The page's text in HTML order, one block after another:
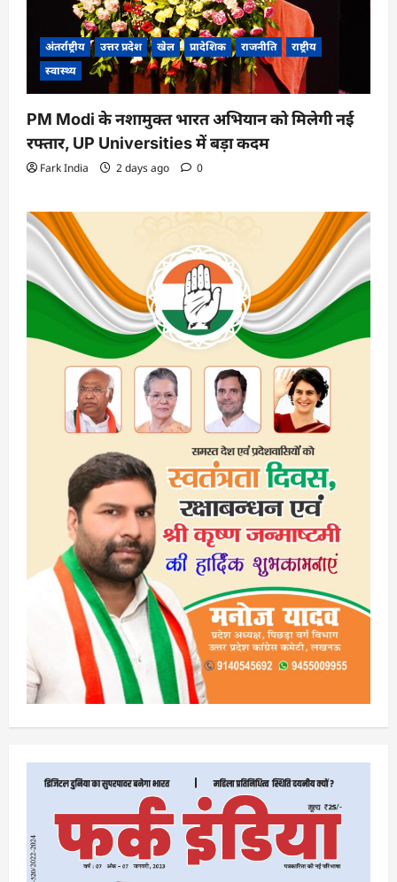
अंतर्राष्ट्रीय उत्तर प्रदेश खेल प्रादेशिक राजनीति
राष्ट्रीय
स्वास्थ्य
PM Modi के नशामुक्त भारत अभियान को मिलेगी नई
रफ्तार, UP Universities में बड़ा कदम
Fark India 2 days ago 0